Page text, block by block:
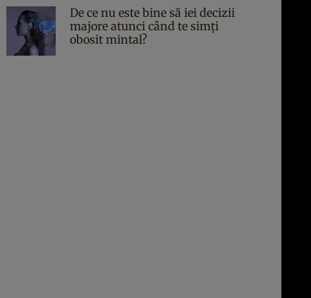
De ce nu este bine să iei decizii
majore atunci când te simți
obosit mintal?